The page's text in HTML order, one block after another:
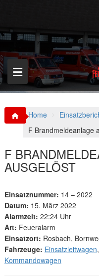
p
o
c
o
n
t
Home
F Brandmeldeanlage
F
AUSGELÖST
Einsatznummer: 14 – 2022
Datum: 15. März 2022
Alarmzeit: 22:24 Uhr
Art: Feueralarm
Einsatzort: Rosbach,
Fahrzeuge: Einsatzleitwagen,
Kommandowagen